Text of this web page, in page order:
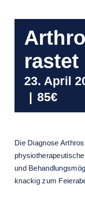
23. April
| 85€
Die Diagnose
und
knackig zum